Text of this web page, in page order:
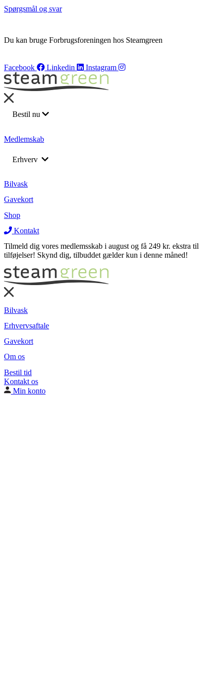
Spørgsmål og svar
Du kan bruge Forbrugsforeningen hos Steamgreen
Facebook Linkedin Instagram
Bestil nu
Returnering af leasing biler
Rengøring af lastbil
Medlemskab
Erhverv
Varevogne
Bilvask
Gavekort
Shop
Kontakt
Tilmeld dig vores medlemsskab i august og få 249 kr. ekstra til
tilføjelser! Skynd dig, tilbuddet gælder kun i denne måned!
Bilvask
Erhvervsaftale
Gavekort
Om os
Bestil tid
Kontakt os
Min konto